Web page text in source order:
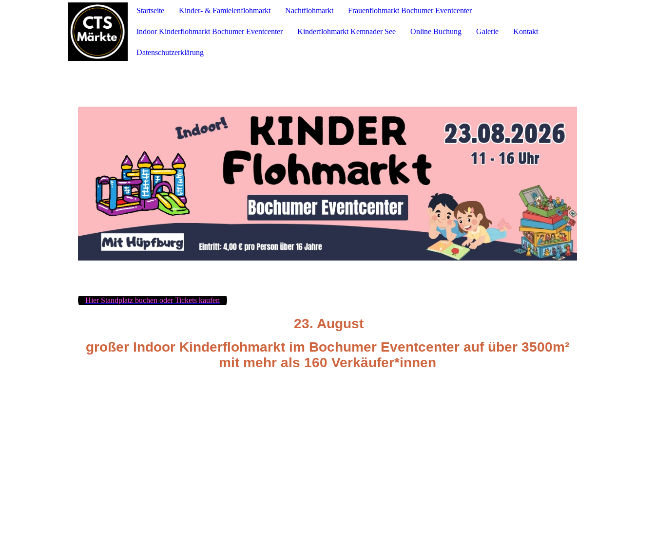
Startseite Kinder- & Famielenflohmarkt Nachtflohmarkt Frauenflohmarkt Bochumer Eventcenter
Indoor Kinderflohmarkt Bochumer Eventcenter Kinderflohmarkt Kemnader See Online Buchung Galerie Kontakt
Datenschutzerklärung
Hier Standplatz buchen oder Tickets kaufen
23. August
großer Indoor Kinderflohmarkt im Bochumer Eventcenter auf über 3500m²
mit mehr als 160 Verkäufer*innen